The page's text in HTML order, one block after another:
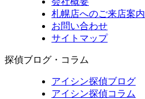
札幌店へのご来店案内
お問い合わせ
サイトマップ
探偵ブログ・コラム
アイシン探偵ブログ
アイシン探偵コラム